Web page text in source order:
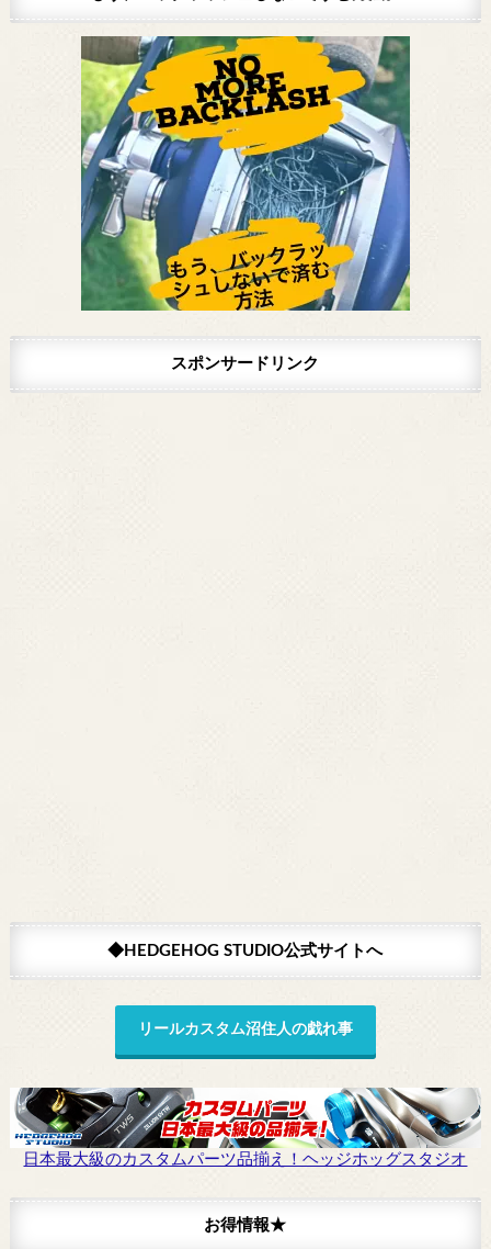
スポンサードリンク
◆HEDGEHOG STUDIO公式サイトへ
リールカスタム沼住人の戯れ事
日本最大級のカスタムパーツ品揃え！ヘッジホッグスタジオ
お得情報★